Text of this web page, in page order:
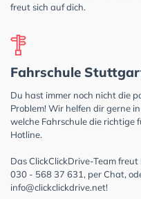
freut sich auf dich.
Fahrschule
Du hast immer noch nicht die
Problem! Wir helfen dir gerne
welche Fahrschule die richtige
Hotline.
Das ClickClickDrive-Team
030 - 568 37 631, per Chat,
info@clickclickdrive.net!